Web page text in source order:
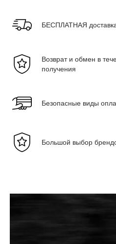
БЕСПЛАТНАЯ
Возврат и обмен в
получения
Безопасные виды
Большой выбор